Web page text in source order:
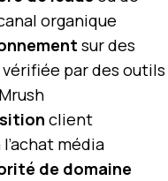
organique
sur des
par des outils
client
média
de domaine